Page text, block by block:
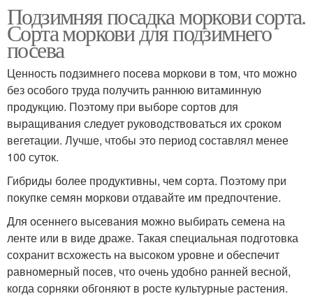
Подзимняя посадка моркови сорта.
Сорта моркови для подзимнего
посева
Ценность подзимнего посева моркови в том, что можно
без особого труда получить раннюю витаминную
продукцию. Поэтому при выборе сортов для
выращивания следует руководствоваться их сроком
вегетации. Лучше, чтобы это период составлял менее
100 суток.
Гибриды более продуктивны, чем сорта. Поэтому при
покупке семян моркови отдавайте им предпочтение.
Для осеннего высевания можно выбирать семена на
ленте или в виде драже. Такая специальная подготовка
сохранит всхожесть на высоком уровне и обеспечит
равномерный посев, что очень удобно ранней весной,
когда сорняки обгоняют в росте культурные растения.